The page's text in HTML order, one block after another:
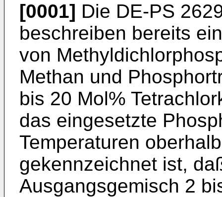
[0001] Die DE-PS
beschreiben bereits
von
Methan und
bis 20 Mol%
das eingesetzte
Temperaturen
gekennzeichnet ist,
Ausgangsgemisch 2